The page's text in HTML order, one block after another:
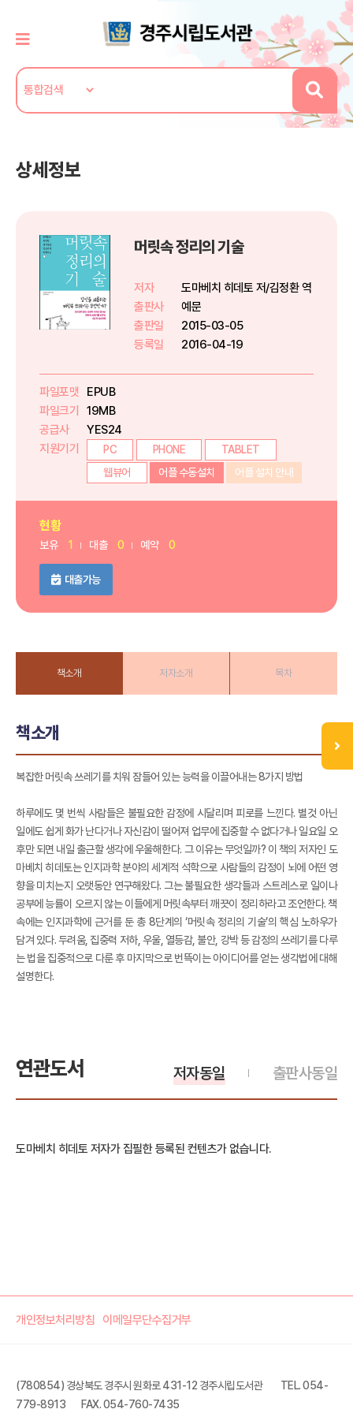
상세정보
머릿속 정리의 기술
저자
도마베치 히데토 저/김정환 역
출판사
예문
출판일
2015-03-05
등록일
2016-04-19
파일포맷
EPUB
파일크기
19MB
공급사
YES24
지원기기
PC PHONE
TABLET
웹뷰어
어플 수동설치 어플 설치 안내
현황
보유 1 대출 0 예약 0
대출가능
책소개 저자소개 목차
책소개
복잡한 머릿속 쓰레기를 치워 잠들어 있는 능력을 이끌어내는 8가지 방법
하루에도 몇 번씩 사람들은 불필요한 감정에 시달리며 피로를 느낀다. 별것 아닌
일에도 쉽게 화가 난다거나 자신감이 떨어져 업무에 집중할 수 없다거나 일요일 오
후만 되면 내일 출근할 생각에 우울해한다. 그 이유는 무엇일까? 이 책의 저자인 도
마베치 히데토는 인지과학 분야의 세계적 석학으로 사람들의 감정이 뇌에 어떤 영
향을 미치는지 오랫동안 연구해왔다. 그는 불필요한 생각들과 스트레스로 일이나
공부에 능률이 오르지 않는 이들에게 머릿속부터 깨끗이 정리하라고 조언한다. 책
속에는 인지과학에 근거를 둔 총 8단계의 ‘머릿속 정리의 기술’의 핵심 노하우가
담겨 있다. 두려움, 집중력 저하, 우울, 열등감, 불안, 강박 등 감정의 쓰레기를 다루
는 법을 집중적으로 다룬 후 마지막으로 번뜩이는 아이디어를 얻는 생각법에 대해
설명한다.
연관도서 출판사동일
저자동일
도마베치 히데토 저자가 집필한 등록된 컨텐츠가 없습니다.
개인정보처리방침 이메일무단수집거부
(780854) 경상북도 경주시 원화로 431-12 경주시립도서관
TEL. 054-
779-8913
FAX. 054-760-7435